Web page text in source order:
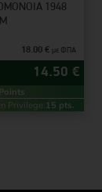
1948
18.00 € με ΦΠΑ
14.50 €
Privilege:15 pts.